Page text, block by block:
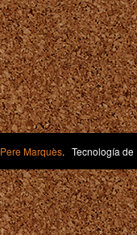
Pere Marquès. Tecnología de